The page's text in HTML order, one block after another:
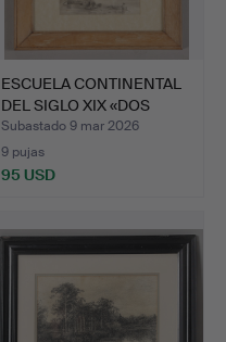
ESCUELA CONTINENTAL
DEL SIGLO XIX «DOS
BOC…
Subastado 9 mar 2026
9 pujas
95 USD